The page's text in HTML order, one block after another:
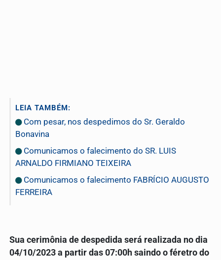
LEIA TAMBÉM:
Com pesar, nos despedimos do Sr. Geraldo
Bonavina
Comunicamos o falecimento do SR. LUIS
ARNALDO FIRMIANO TEIXEIRA
Comunicamos o falecimento FABRÍCIO AUGUSTO
FERREIRA
Sua cerimônia de despedida será realizada no dia
04/10/2023 a partir das 07:00h saindo o féretro do